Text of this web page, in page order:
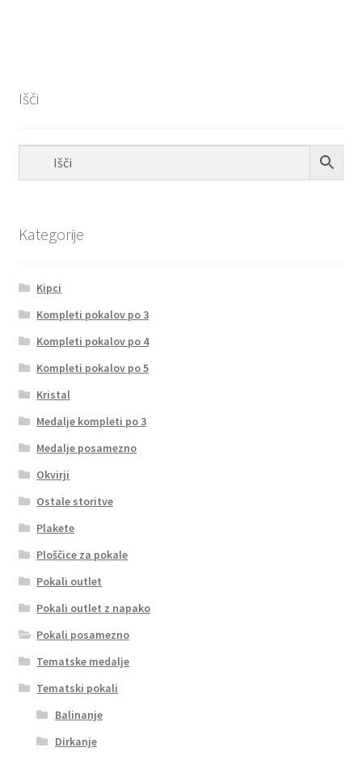
Išči
Kategorije
Kipci
Kompleti pokalov po 3
Kompleti pokalov po 4
Kompleti pokalov po 5
Kristal
Medalje kompleti po 3
Medalje posamezno
Okvirji
Ostale storitve
Plakete
Ploščice za pokale
Pokali outlet
Pokali outlet z napako
Pokali posamezno
Tematske medalje
Tematski pokali
Balinanje
Dirkanje